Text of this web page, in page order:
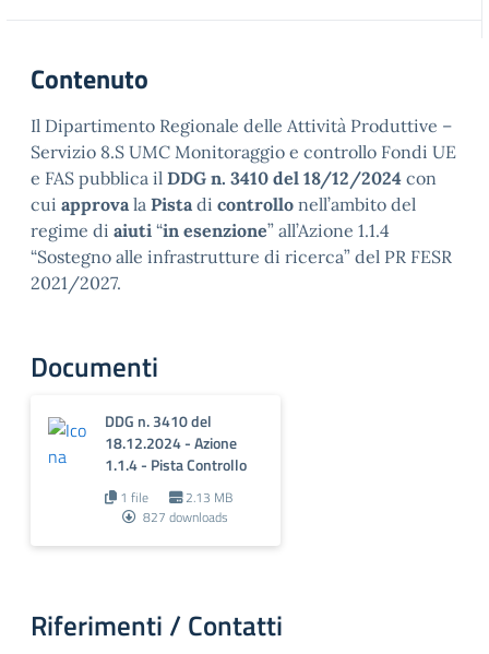
Contenuto
Il Dipartimento Regionale delle Attività Produttive –
Servizio 8.S UMC Monitoraggio e controllo Fondi UE
e FAS pubblica il DDG n. 3410 del 18/12/2024 con
cui approvala Pistadi controllo nell’ambito del
regime di aiuti “in esenzione” all’Azione 1.1.4
“Sostegno alle infrastrutture di ricerca” del PR FESR
2021/2027.
Documenti
DDG n. 3410 del
18.12.2024 - Azione
1.1.4 - Pista Controllo
1 file
2.13 MB
827 downloads
Riferimenti / Contatti